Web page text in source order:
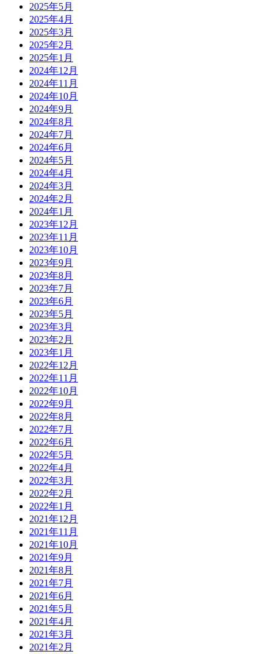
2025年5月
2025年4月
2025年3月
2025年2月
2025年1月
2024年12月
2024年11月
2024年10月
2024年9月
2024年8月
2024年7月
2024年6月
2024年5月
2024年4月
2024年3月
2024年2月
2024年1月
2023年12月
2023年11月
2023年10月
2023年9月
2023年8月
2023年7月
2023年6月
2023年5月
2023年3月
2023年2月
2023年1月
2022年12月
2022年11月
2022年10月
2022年9月
2022年8月
2022年7月
2022年6月
2022年5月
2022年4月
2022年3月
2022年2月
2022年1月
2021年12月
2021年11月
2021年10月
2021年9月
2021年8月
2021年7月
2021年6月
2021年5月
2021年4月
2021年3月
2021年2月